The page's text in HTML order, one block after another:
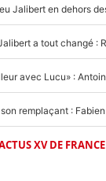
XV DE FRANCE